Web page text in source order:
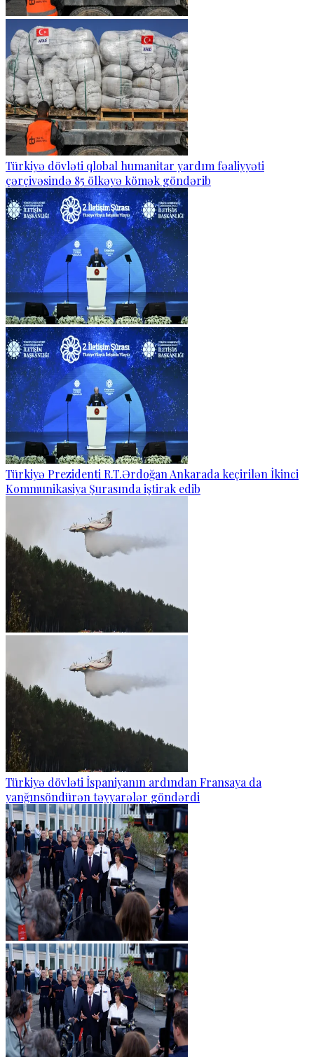
Türkiyə dövləti qlobal humanitar yardım fəaliyyəti
çərçivəsində 85 ölkəyə kömək göndərib
Türkiyə Prezidenti R.T.Ərdoğan Ankarada keçirilən İkinci
Kommunikasiya Şurasında iştirak edib
Türkiyə dövləti İspaniyanın ardından Fransaya da
yanğınsöndürən təyyarələr göndərdi